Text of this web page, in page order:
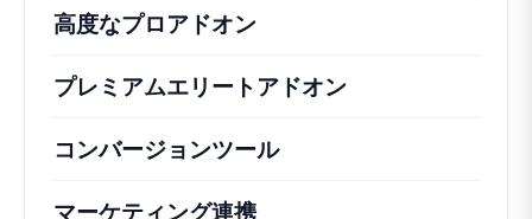
高度なプロアドオン
プレミアムエリートアドオン
コンバージョンツール
マーケティング連携